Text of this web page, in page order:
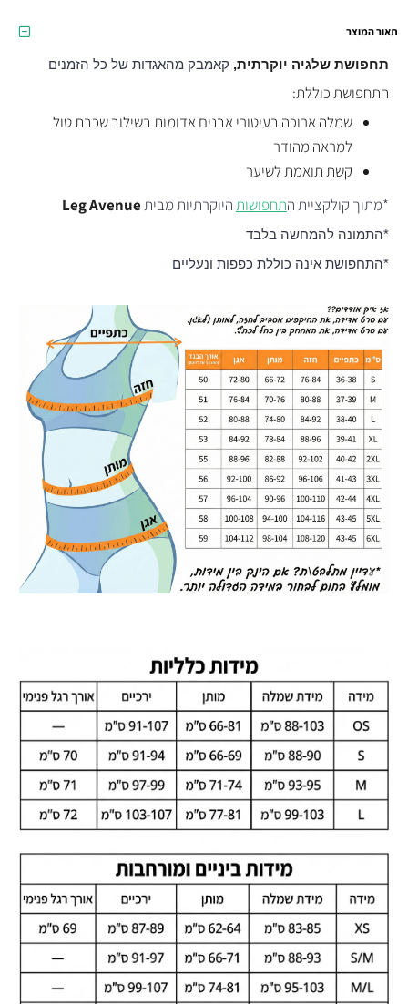
תאור המוצר
תחפושת שלגיה יוקרתית, קאמבק מהאגדות של כל הזמנים
התחפושת כוללת:
שמלה ארוכה בעיטורי אבנים אדומות בשילוב שכבת טול
למראה מהודר
קשת תואמת לשיער
*מתוך קולקציית התחפושותהיוקרתיות מביתLeg Avenue
*התמונה להמחשה בלבד
*התחפושת אינה כוללת כפפות ונעליים